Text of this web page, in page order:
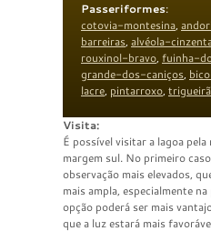
Passeriformes:
cotovia-montesina,
barreiras, alvéola-
rouxinol-bravo, fuinha-
grande-dos-caniços,
lacre, pintarroxo,
Visita:
É possível visitar a lagoa
margem sul. No primeiro
observação mais elevados,
mais ampla, especialmente
opção poderá ser mais
que a luz estará mais